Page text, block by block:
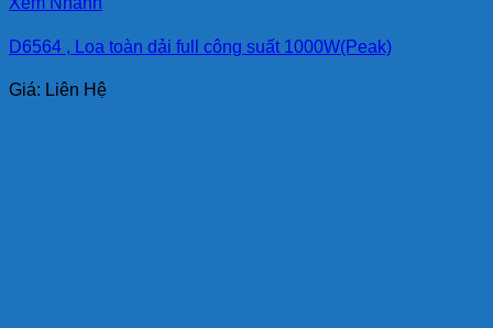
D6564 , Loa toàn dải full công suất 1000W(Peak)
Giá: Liên Hệ